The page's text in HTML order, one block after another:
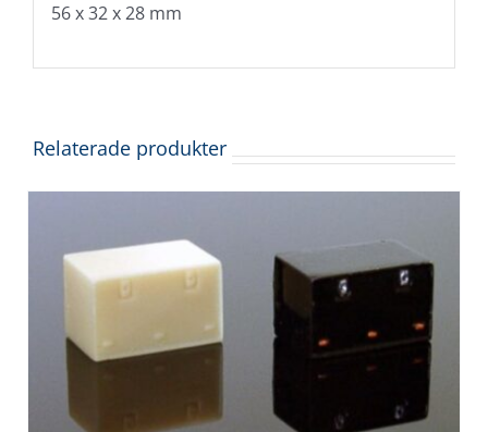
56 x 32 x 28 mm
Relaterade produkter